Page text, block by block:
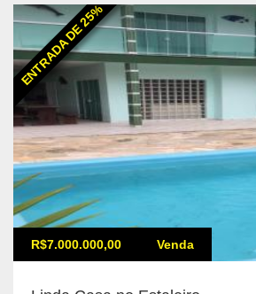
ENTRADA DE 25%
R$7.000.000,00 Venda